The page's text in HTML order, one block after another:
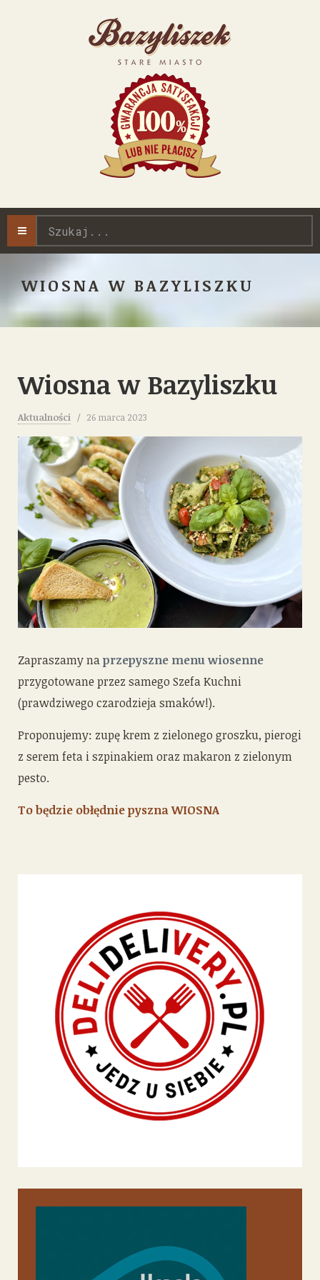
Szukaj...
WIOSNA W BAZYLISZKU
Wiosna w Bazyliszku
Aktualności 26 marca 2023
Zapraszamy naprzepyszne menu wiosenne
przygotowane przez samego Szefa Kuchni
(prawdziwego czarodzieja smaków!).
Proponujemy: zupę krem z zielonego groszku, pierogi
z serem feta i szpinakiem oraz makaron z zielonym
pesto.
To będzie obłędnie pyszna WIOSNA